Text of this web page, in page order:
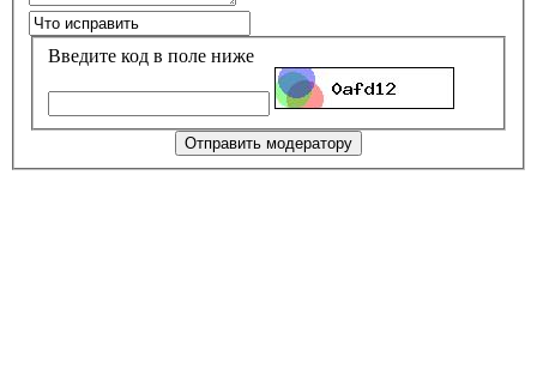
Введите код в поле ниже
Отправить модератору